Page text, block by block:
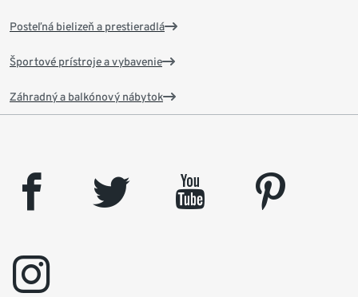
Posteľná bielizeň a prestieradlá
Športové prístroje a vybavenie
Záhradný a balkónový nábytok
facebook twitter youtube
pinterest
instagram